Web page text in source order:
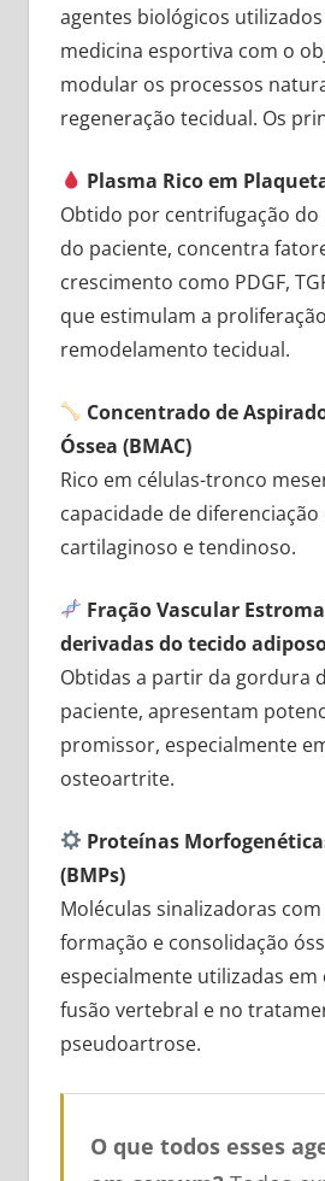
agentes biológicos
medicina esportiva com o
modular os processos
regeneração tecidual. Os
Plasma Rico em
Obtido por centrifugação
do paciente, concentra
crescimento como PDGF,
que estimulam a
remodelamento tecidual.
Concentrado de
Óssea (BMAC)
Rico em células-tronco
capacidade de
cartilaginoso e tendinoso.
Fração Vascular
derivadas do tecido adiposo
Obtidas a partir da gordura
paciente, apresentam
promissor, especialmente
osteoartrite.
Proteínas
(BMPs)
Moléculas sinalizadoras
formação e consolidação
especialmente utilizadas em
fusão vertebral e no
pseudoartrose.
O que todos esses